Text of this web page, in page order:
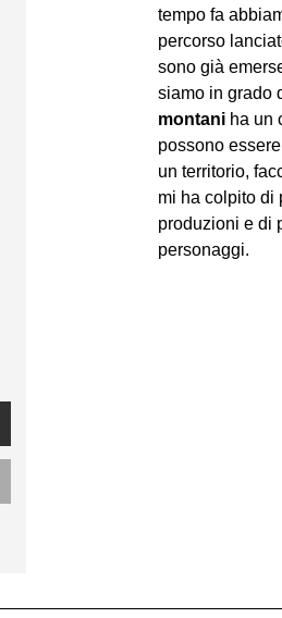
tempo fa
percorso
sono già
siamo in grado
montani ha un
possono
un territorio,
mi ha colpito di
produzioni e di
personaggi.